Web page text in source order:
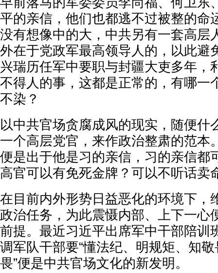
平的亲信，他们也都逃不过被整的命
没有想像中的大，中共另有一套高层
外在于党政军最高领导人的，以此避
兴瑞历任军中要职与封疆大吏多年，
不得人的事，这都是正常的，有哪一
不染？
以中共官场贪腐成风的现实，随便什
一个高层党官，来作政治整肃的范本
便是出于他是习的亲信，习的亲信都
高官可以有免死金牌？可以不听话卖
在目前内外形势日益恶化的环境下，
政治任务，为此震慑内部、上下一心
前提。最近习近平出席军中干部陪训
调军队干部要“懂法纪、明规矩、知敬
畏”便是中共官场文化的新发明。